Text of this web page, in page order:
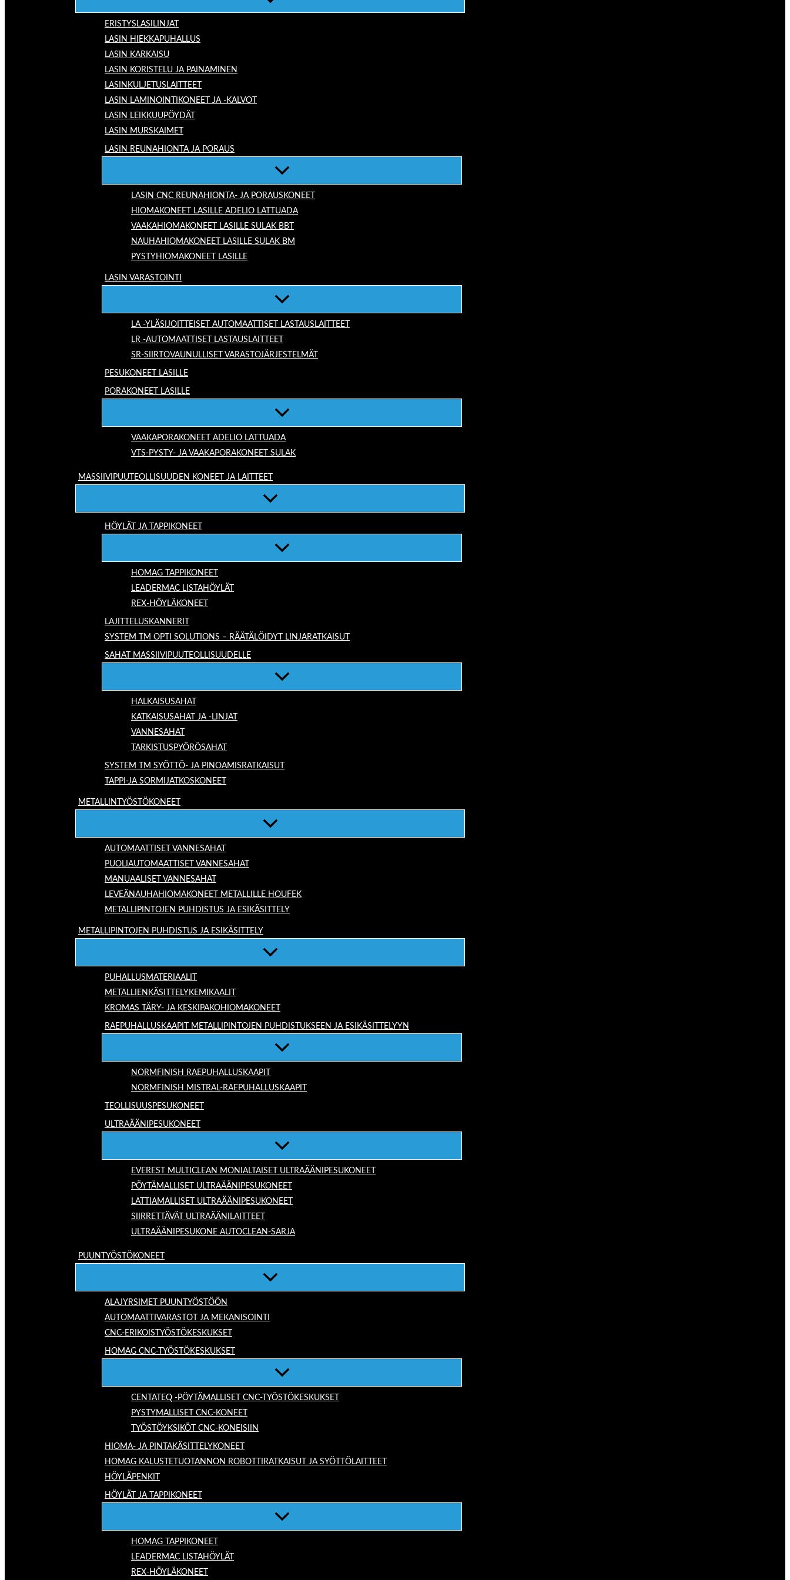
ERISTYSLASILINJAT
LASIN HIEKKAPUHALLUS
LASIN KARKAISU
LASIN KORISTELU JA PAINAMINEN
LASINKULJETUSLAITTEET
LASIN LAMINOINTIKONEET JA -KALVOT
LASIN LEIKKUUPÖYDÄT
LASIN MURSKAIMET
LASIN REUNAHIONTA JA PORAUS
LASIN CNC REUNAHIONTA- JA PORAUSKONEET
HIOMAKONEET LASILLE ADELIO LATTUADA
VAAKAHIOMAKONEET LASILLE SULAK BBT
NAUHAHIOMAKONEET LASILLE SULAK BM
PYSTYHIOMAKONEET LASILLE
LASIN VARASTOINTI
LA -YLÄSIJOITTEISET AUTOMAATTISET LASTAUSLAITTEET
LR -AUTOMAATTISET LASTAUSLAITTEET
SR-SIIRTOVAUNULLISET VARASTOJÄRJESTELMÄT
PESUKONEET LASILLE
PORAKONEET LASILLE
VAAKAPORAKONEET ADELIO LATTUADA
VTS-PYSTY- JA VAAKAPORAKONEET SULAK
MASSIIVIPUUTEOLLISUUDEN KONEET JA LAITTEET
HÖYLÄT JA TAPPIKONEET
HOMAG TAPPIKONEET
LEADERMAC LISTAHÖYLÄT
REX-HÖYLÄKONEET
LAJITTELUSKANNERIT
SYSTEM TM OPTI SOLUTIONS – RÄÄTÄLÖIDYT LINJARATKAISUT
SAHAT MASSIIVIPUUTEOLLISUUDELLE
HALKAISUSAHAT
KATKAISUSAHAT JA -LINJAT
VANNESAHAT
TARKISTUSPYÖRÖSAHAT
SYSTEM TM SYÖTTÖ- JA PINOAMISRATKAISUT
TAPPI-JA SORMIJATKOSKONEET
METALLINTYÖSTÖKONEET
AUTOMAATTISET VANNESAHAT
PUOLIAUTOMAATTISET VANNESAHAT
MANUAALISET VANNESAHAT
LEVEÄNAUHAHIOMAKONEET METALLILLE HOUFEK
METALLIPINTOJEN PUHDISTUS JA ESIKÄSITTELY
METALLIPINTOJEN PUHDISTUS JA ESIKÄSITTELY
PUHALLUSMATERIAALIT
METALLIENKÄSITTELYKEMIKAALIT
KROMAS TÄRY- JA KESKIPAKOHIOMAKONEET
RAEPUHALLUSKAAPIT METALLIPINTOJEN PUHDISTUKSEEN JA ESIKÄSITTELYYN
NORMFINISH RAEPUHALLUSKAAPIT
NORMFINISH MISTRAL-RAEPUHALLUSKAAPIT
TEOLLISUUSPESUKONEET
ULTRAÄÄNIPESUKONEET
EVEREST MULTICLEAN MONIALTAISET ULTRAÄÄNIPESUKONEET
PÖYTÄMALLISET ULTRAÄÄNIPESUKONEET
LATTIAMALLISET ULTRAÄÄNIPESUKONEET
SIIRRETTÄVÄT ULTRAÄÄNILAITTEET
ULTRAÄÄNIPESUKONE AUTOCLEAN-SARJA
PUUNTYÖSTÖKONEET
ALAJYRSIMET PUUNTYÖSTÖÖN
AUTOMAATTIVARASTOT JA MEKANISOINTI
CNC-ERIKOISTYÖSTÖKESKUKSET
HOMAG CNC-TYÖSTÖKESKUKSET
CENTATEQ -PÖYTÄMALLISET CNC-TYÖSTÖKESKUKSET
PYSTYMALLISET CNC-KONEET
TYÖSTÖYKSIKÖT CNC-KONEISIIN
HIOMA- JA PINTAKÄSITTELYKONEET
HOMAG KALUSTETUOTANNON ROBOTTIRATKAISUT JA SYÖTTÖLAITTEET
HÖYLÄPENKIT
HÖYLÄT JA TAPPIKONEET
HOMAG TAPPIKONEET
LEADERMAC LISTAHÖYLÄT
REX-HÖYLÄKONEET